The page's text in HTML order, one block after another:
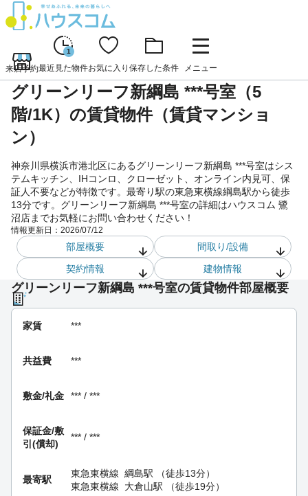
来店予約
1
最近見た物件お気に入り 保存した条件 メニュー
グリーンリーフ新綱島 ***号室（5
階/1K）の賃貸物件（賃貸マンショ
ン）
神奈川県横浜市港北区にあるグリーンリーフ新綱島 ***号室はシス
テムキッチン、IHコンロ、クローゼット、オンライン内見可、保
証人不要などが特徴です。最寄り駅の東急東横線綱島駅から徒歩
13分です。グリーンリーフ新綱島 ***号室の詳細はハウスコム 鷺
沼店までお気軽にお問い合わせください！
情報更新日： 2026/07/12
部屋概要
間取り/設備
契約情報
建物情報
グリーンリーフ新綱島 ***号室の賃貸物件部屋概要
家賃 ***
共益費 ***
敷金/礼金 *** / ***
保証金/敷
引(償却)
*** / ***
最寄駅
東急東横線 綱島駅 （徒歩13分）
東急東横線
大倉山駅 （徒歩19分）